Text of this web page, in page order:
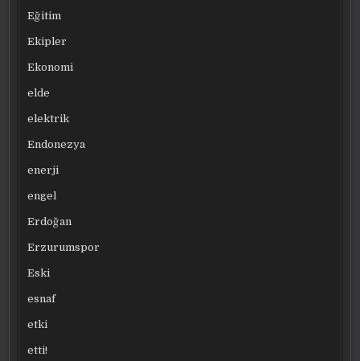
Eğitim
Ekipler
Ekonomi
elde
elektrik
Endonezya
enerji
engel
Erdoğan
Erzurumspor
Eski
esnaf
etki
etti!